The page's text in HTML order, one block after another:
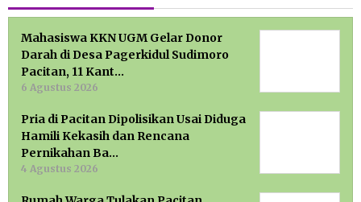
Mahasiswa KKN UGM Gelar Donor
Darah di Desa Pagerkidul Sudimoro
Pacitan, 11 Kant…
6 Agustus 2026
Pria di Pacitan Dipolisikan Usai Diduga
Hamili Kekasih dan Rencana
Pernikahan Ba…
4 Agustus 2026